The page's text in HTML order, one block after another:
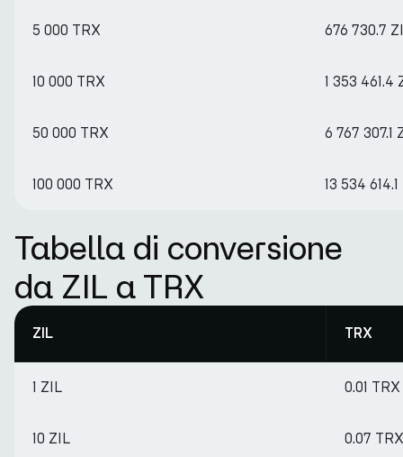
5 000 TRX 676 730.7
10 000 TRX 1 353 461.4
50 000 TRX 6 767 307.1
100 000 TRX 13 534
Tabella di conversione
da ZIL a TRX
ZIL TRX
1 ZIL 0.01 TRX
10 ZIL 0.07 TRX